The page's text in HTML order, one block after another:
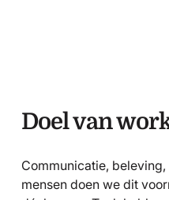
Doel van
Communicatie,
mensen doen we dit